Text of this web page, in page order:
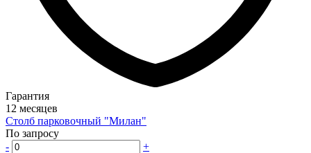
Гарантия
12 месяцев
Столб парковочный "Милан"
По запросу
-
+